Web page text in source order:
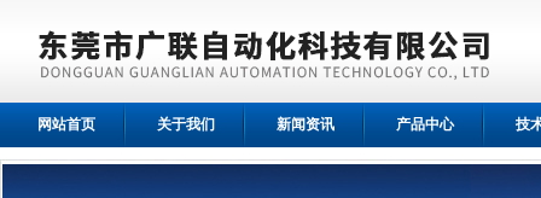
网站首页 关于我们 新闻资讯 产品中心 技